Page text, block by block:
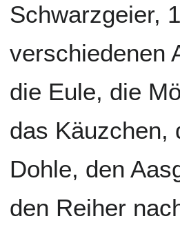
Schwarzgeier,
verschiedenen
die Eule, die
das Käuzchen,
Dohle, den
den Reiher